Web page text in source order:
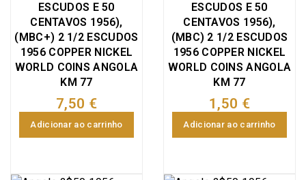
ESCUDOS E 50
CENTAVOS 1956),
(MBC+) 2 1/2 ESCUDOS
1956 COPPER NICKEL
WORLD COINS ANGOLA
KM 77
7,50 €
Adicionar ao carrinho
ESCUDOS E 50
CENTAVOS 1956),
(MBC) 2 1/2 ESCUDOS
1956 COPPER NICKEL
WORLD COINS ANGOLA
KM 77
1,50 €
Adicionar ao carrinho